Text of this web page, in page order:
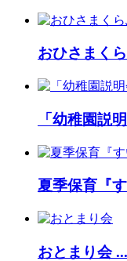
おひさまく
「幼稚園説
夏季保育『
おとまり会 ...